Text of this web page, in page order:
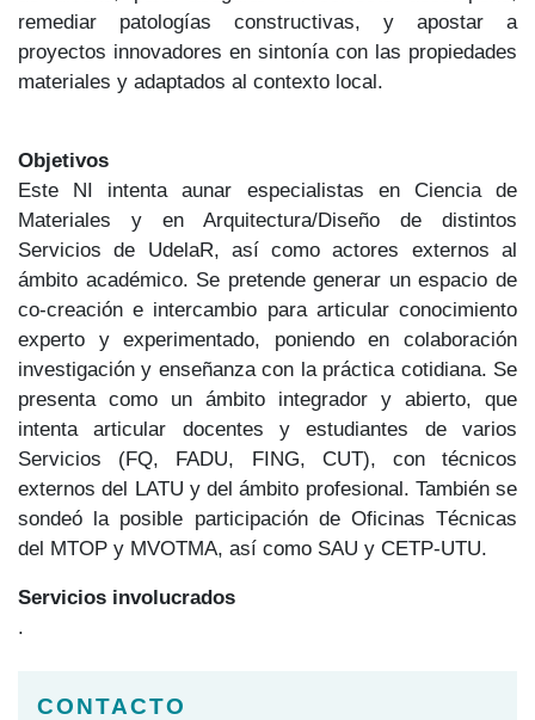
remediar patologías constructivas, y apostar a
proyectos innovadores en sintonía con las propiedades
materiales y adaptados al contexto local.
Objetivos
Este NI intenta aunar especialistas en Ciencia de
Materiales y en Arquitectura/Diseño de distintos
Servicios de UdelaR, así como actores externos al
ámbito académico. Se pretende generar un espacio de
co-creación e intercambio para articular conocimiento
experto y experimentado, poniendo en colaboración
investigación y enseñanza con la práctica cotidiana. Se
presenta como un ámbito integrador y abierto, que
intenta articular docentes y estudiantes de varios
Servicios (FQ, FADU, FING, CUT), con técnicos
externos del LATU y del ámbito profesional. También se
sondeó la posible participación de Oficinas Técnicas
del MTOP y MVOTMA, así como SAU y CETP-UTU.
Servicios involucrados
.